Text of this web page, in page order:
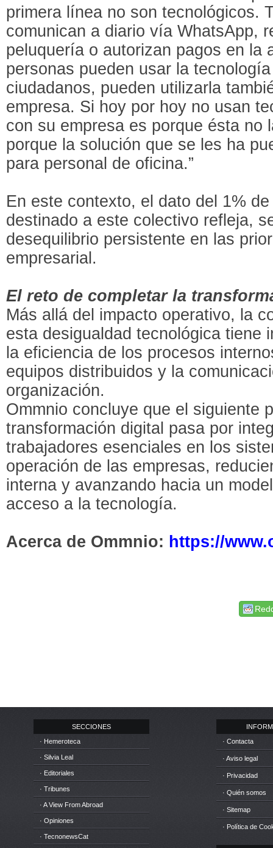
primera línea no son tecnológicos.
comunican a diario vía WhatsApp,
peluquería o autorizan pagos en la
personas pueden usar la
ciudadanos, pueden utilizarla
empresa. Si hoy por hoy no usan
con su empresa es porque ésta no
porque la solución que se les ha
para personal de oficina.”
En este contexto, el dato del 1%
destinado a este colectivo refleja,
desequilibrio persistente en las
empresarial.
El reto de completar la
Más allá del impacto operativo, la
esta desigualdad tecnológica tiene
la eficiencia de los procesos
equipos distribuidos y la
organización.
Ommnio concluye que el siguiente
transformación digital pasa por
trabajadores esenciales en los
operación de las empresas,
interna y avanzando hacia un
acceso a la tecnología.
Acerca de Ommnio: https://
SECCIONES
· Hemeroteca
· Silvia Leal
· Editoriales
· Tribunes
· A View From Abroad
· Opiniones
· TecnonewsCat
· Contacta
· Aviso legal
· Privacidad
· Quién somos
· Sitemap
· Política de